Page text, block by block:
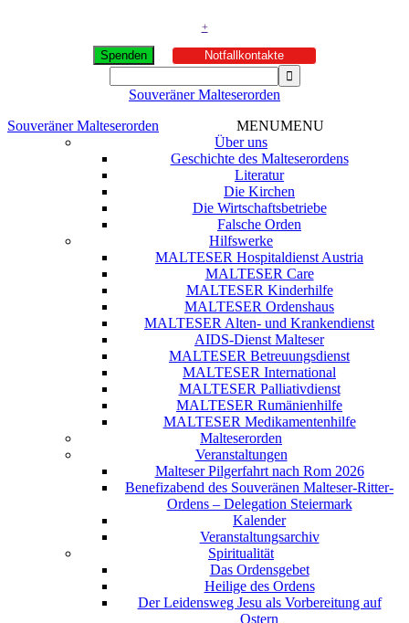
+
Spenden Notfallkontakte
Souveräner Malteserorden
Souveräner Malteserorden
MENUMENU
Über uns
Geschichte des Malteserordens
Literatur
Die Kirchen
Die Wirtschaftsbetriebe
Falsche Orden
Hilfswerke
MALTESER Hospitaldienst Austria
MALTESER Care
MALTESER Kinderhilfe
MALTESER Ordenshaus
MALTESER Alten- und Krankendienst
AIDS-Dienst Malteser
MALTESER Betreuungsdienst
MALTESER International
MALTESER Palliativdienst
MALTESER Rumänienhilfe
MALTESER Medikamentenhilfe
Malteserorden
Veranstaltungen
Malteser Pilgerfahrt nach Rom 2026
Benefizabend des Souveränen Malteser-Ritter-
Ordens – Delegation Steiermark
Kalender
Veranstaltungsarchiv
Spiritualität
Das Ordensgebet
Heilige des Ordens
Der Leidensweg Jesu als Vorbereitung auf
Ostern